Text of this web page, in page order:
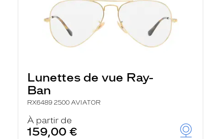
Lunettes de vue Ray-
Ban
RX6489 2500 AVIATOR
À partir de
159,00 €